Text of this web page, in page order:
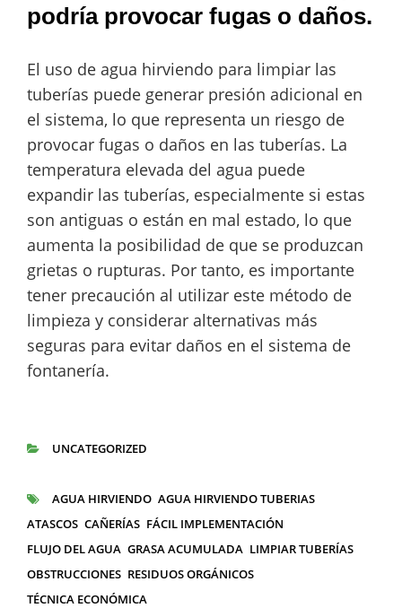
podría provocar fugas o daños.
El uso de agua hirviendo para limpiar las
tuberías puede generar presión adicional en
el sistema, lo que representa un riesgo de
provocar fugas o daños en las tuberías. La
temperatura elevada del agua puede
expandir las tuberías, especialmente si estas
son antiguas o están en mal estado, lo que
aumenta la posibilidad de que se produzcan
grietas o rupturas. Por tanto, es importante
tener precaución al utilizar este método de
limpieza y considerar alternativas más
seguras para evitar daños en el sistema de
fontanería.
UNCATEGORIZED
ETIQUETAS
AGUA HIRVIENDO AGUA HIRVIENDO TUBERIAS
ATASCOS CAÑERÍAS FÁCIL IMPLEMENTACIÓN
FLUJO DEL AGUA GRASA ACUMULADA LIMPIAR TUBERÍAS
OBSTRUCCIONES RESIDUOS ORGÁNICOS
TÉCNICA ECONÓMICA